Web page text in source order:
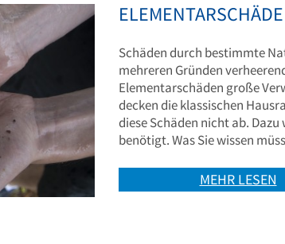
Schäden durch bestimmte
mehreren Gründen
Elementarschäden große
decken die klassischen
diese Schäden nicht ab.
benötigt. Was Sie wissen
MEHR LESEN